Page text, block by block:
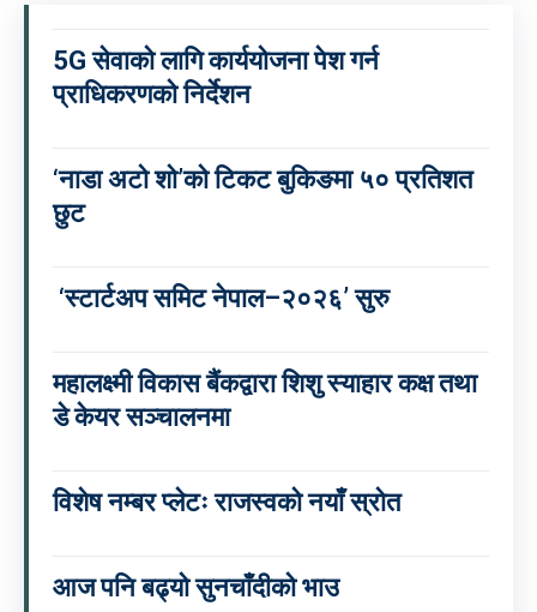
5G सेवाको लागि कार्ययोजना पेश गर्न
प्राधिकरणको निर्देशन
‘नाडा अटो शो’को टिकट बुकिङमा ५० प्रतिशत
छुट
‘स्टार्टअप समिट नेपाल–२०२६’ सुरु
महालक्ष्मी विकास बैंकद्वारा शिशु स्याहार कक्ष तथा
डे केयर सञ्चालनमा
विशेष नम्बर प्लेटः राजस्वको नयाँ स्रोत
आज पनि बढ्यो सुनचाँदीको भाउ